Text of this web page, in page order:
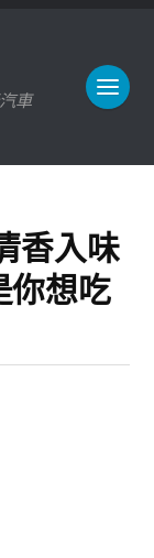
車
香入味
你想吃